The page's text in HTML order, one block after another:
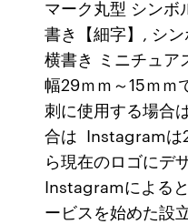
マーク丸型 シンボ
書き【細字】, シ
横書き ミニチュア
幅29ｍｍ～15ｍ
刺に使用する場合
合は Instagramは
ら現在のロゴにデ
Instagramによる
ービスを始めた設